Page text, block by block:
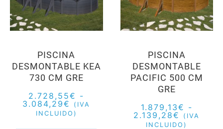
PISCINA
DESMONTABLE KEA
730 CM GRE
2.728,55€ -
3.084,29€
(IVA
INCLUIDO)
PISCINA
DESMONTABLE
PACIFIC 500 CM
GRE
1.879,13€ -
2.139,28€
(IVA
INCLUIDO)